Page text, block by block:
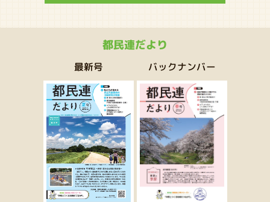
都民連だより
最新号 バックナンバー